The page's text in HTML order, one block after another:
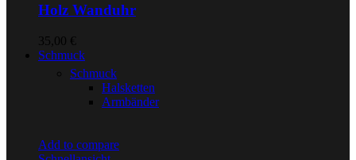
Holz Wanduhr
35,00 €
Schmuck
Schmuck
Halsketten
Armbänder
Add to compare